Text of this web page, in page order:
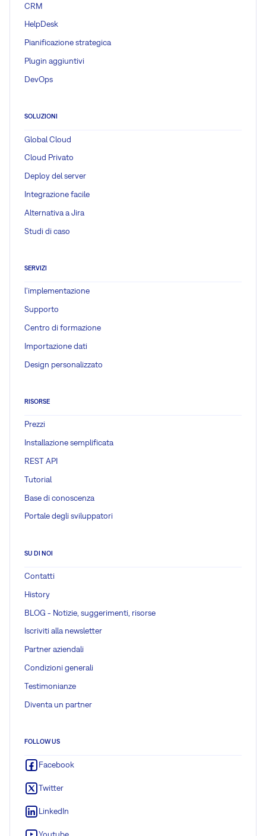
CRM
HelpDesk
Pianificazione strategica
Plugin aggiuntivi
DevOps
SOLUZIONI
Global Cloud
Cloud Privato
Deploy del server
Integrazione facile
Alternativa a Jira
Studi di caso
SERVIZI
l'implementazione
Supporto
Centro di formazione
Importazione dati
Design personalizzato
RISORSE
Prezzi
Installazione semplificata
REST API
Tutorial
Base di conoscenza
Portale degli sviluppatori
SU DI NOI
Contatti
History
BLOG - Notizie, suggerimenti, risorse
Iscriviti alla newsletter
Partner aziendali
Condizioni generali
Testimonianze
Diventa un partner
FOLLOW US
Facebook
Twitter
LinkedIn